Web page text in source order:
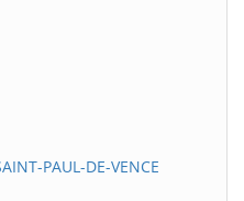
PAUL-DE-VENCE